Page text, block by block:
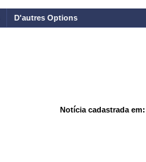
D'autres Options
Notícia cadastrada em: